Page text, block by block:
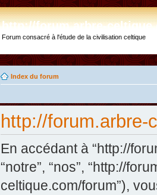
http://forum.arbre-
Forum consacré à l'étude de la civilisation celtique
Index du forum
http://forum.arbre-
En accédant à “http://
“notre”, “nos”, “http://
celtique.com/forum”),